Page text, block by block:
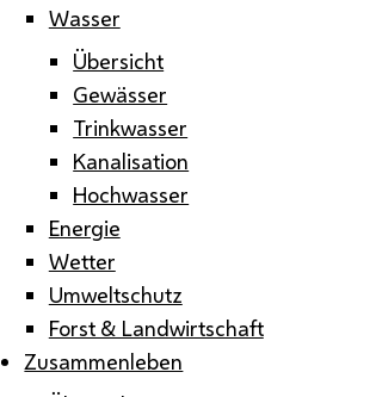
Wasser
Übersicht
Gewässer
Trinkwasser
Kanalisation
Hochwasser
Energie
Wetter
Umweltschutz
Forst & Landwirtschaft
Zusammenleben